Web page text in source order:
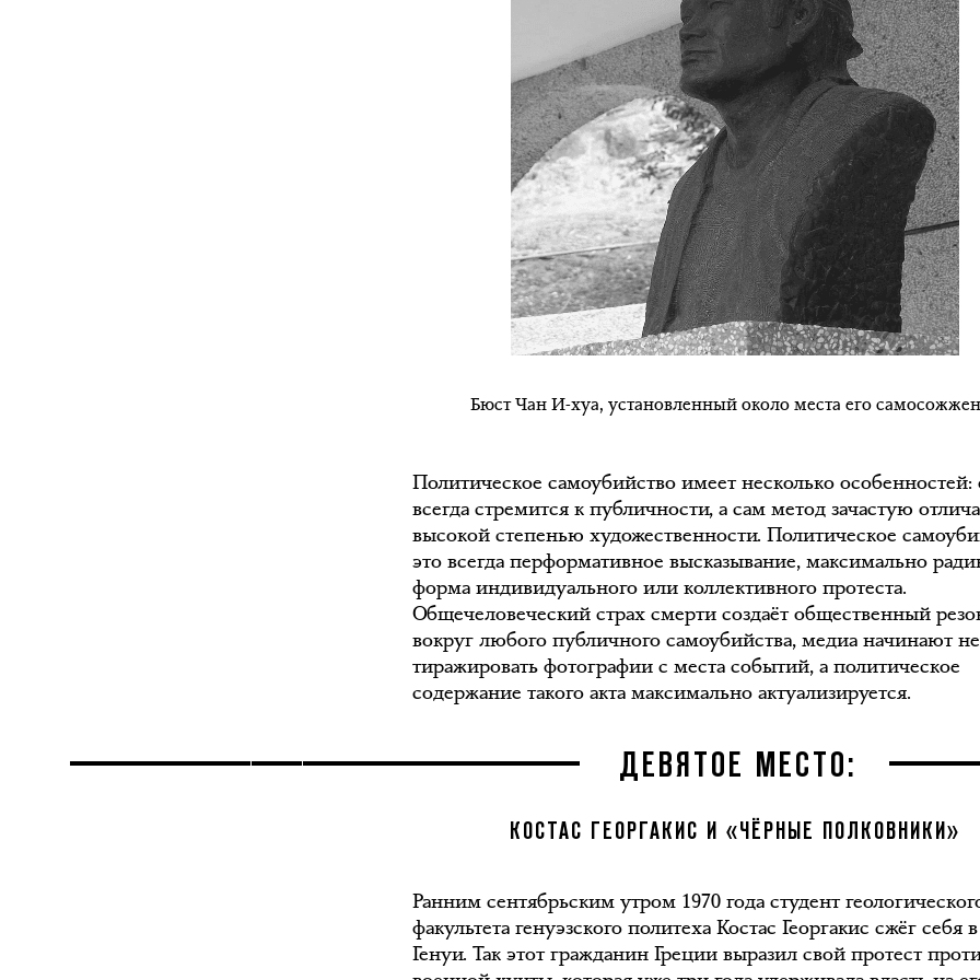
Бюст Чан И-хуа, установленный около места его
Политическое самоубийство имеет несколько особенностей:
всегда стремится к публичности, а сам метод зачастую
высокой степенью художественности. Политическое
это всегда перформативное высказывание, максимально
форма индивидуального или коллективного протеста.
Общечеловеческий страх смерти создаёт общественный
вокруг любого публичного самоубийства, медиа начинают
тиражировать фотографии с места событий, а политическое
содержание такого акта максимально актуализируется.
ДЕВЯТОЕ МЕСТО:
КОСТАС ГЕОРГАКИС И «ЧЁРНЫЕ ПОЛКОВНИКИ»
Ранним сентябрьским утром 1970 года студент
факультета генуэзского политеха Костас Георгакис сжёг себя
Генуи. Так этот гражданин Греции выразил свой протест